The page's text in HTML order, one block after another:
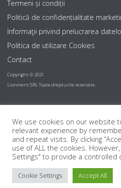
Termeni și condiții
Politică de confidențialitate
Informaţii privind prelucrarea
Politica de utilizare Cookies
Contact
Copyright © 2021
Lionment SRL Toate drepturile rezervate.
We use cookies on our website
relevant experience by
and repeat visits. By clicking
use of ALL the cookies.
Settings" to provide a controlled
Cookie Settings Accept All